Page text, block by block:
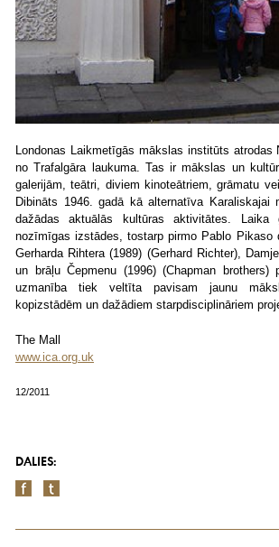
Londonas Laikmetīgās mākslas institūts
no Trafalgāra laukuma. Tas ir mākslas un
galerijām, teātri, diviem kinoteātriem, grāmatu
Dibināts 1946. gadā kā alternatīva
dažādas aktuālās kultūras aktivitātes.
nozīmīgas izstādes, tostarp pirmo Pablo Pikaso
Gerharda Rihtera (1989) (Gerhard Richter),
un brāļu Čepmenu (1996) (Chapman brothers)
uzmanība tiek veltīta pavisam jaunu
kopizstādēm un dažādiem starpdisciplināriem
The Mall
www.ica.org.uk
12/2011
DALIES: